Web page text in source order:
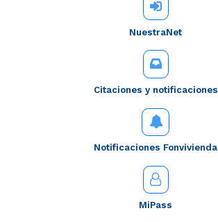
NuestraNet
Citaciones y notificaciones
Notificaciones Fonvivienda
MiPass